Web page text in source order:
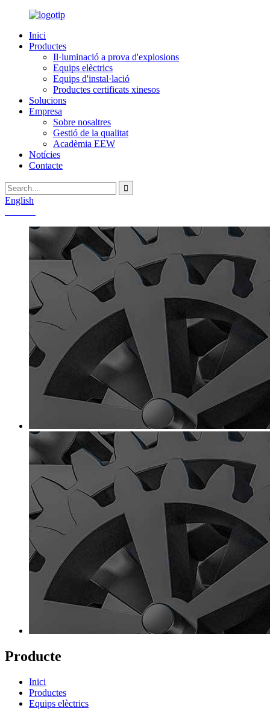
Inici
Productes
Il·luminació a prova d'explosions
Equips elèctrics
Equips d'instal·lació
Productes certificats xinesos
Solucions
Empresa
Sobre nosaltres
Gestió de la qualitat
Acadèmia EEW
Notícies
Contacte
English
Producte
Inici
Productes
Equips elèctrics